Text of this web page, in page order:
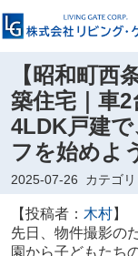
【昭和町西
築住宅｜車
4LDK戸建
フを始めよ
2025-07-26 カテゴリ
【投稿者： 木村】
先日、物件撮影の
園から子どもたち